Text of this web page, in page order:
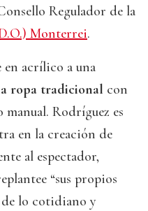
Regulador de la
Monterrei.
acrílico a una
ropa tradicional con
manual. Rodríguez es
en la creación de
al espectador,
“sus propios
de lo cotidiano y